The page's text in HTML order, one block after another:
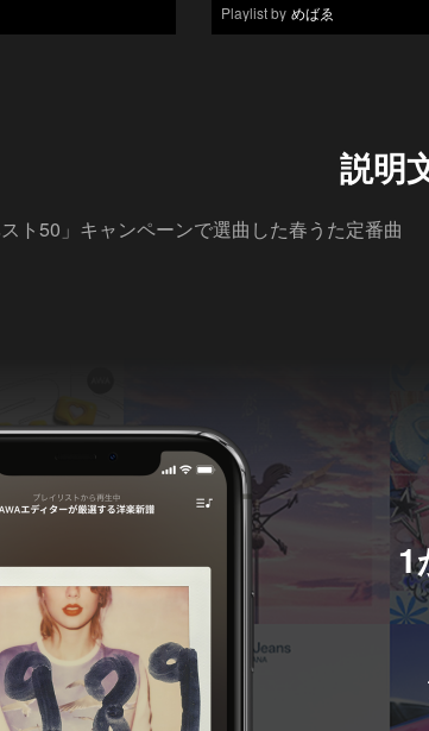
Playlist by めばゑ
説明
ト50」キャンペーンで選曲した春うた定番曲
1